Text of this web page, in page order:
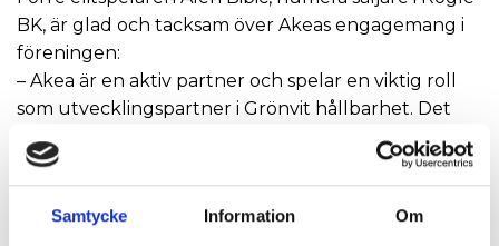
Samtycke Information Om
BK, är glad och tacksam över Akeas engagemang i
föreningen:
– Akea är en aktiv partner och spelar en viktig roll
som utvecklingspartner i Grönvit hållbarhet. Det
ger vårt arbete med ungdomarna i föreningen
ännu bättre förutsättningar och möjligheter. Jag är
själv ett bra exempel på hur viktigt det är att få
möjlighet att vara med i en förening som ung, det